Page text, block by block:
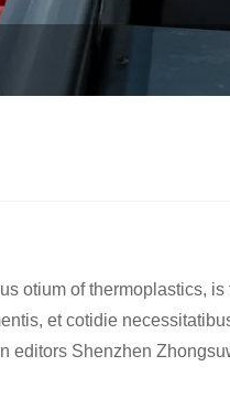
otium of thermoplastics, is
et cotidie
editors Shenzhen